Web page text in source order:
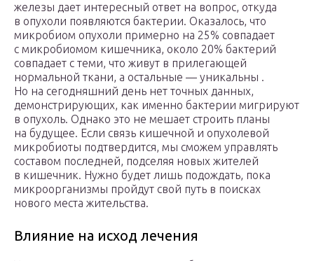
железы дает интересный ответ на вопрос, откуда
в опухоли появляются бактерии. Оказалось, что
микробиом опухоли примерно на 25% совпадает
с микробиомом кишечника, около 20% бактерий
совпадает с теми, что живут в прилегающей
нормальной ткани, а остальные — уникальны .
Но на сегодняшний день нет точных данных,
демонстрирующих, как именно бактерии мигрируют
в опухоль. Однако это не мешает строить планы
на будущее. Если связь кишечной и опухолевой
микробиоты подтвердится, мы сможем управлять
составом последней, подселяя новых жителей
в кишечник. Нужно будет лишь подождать, пока
микроорганизмы пройдут свой путь в поисках
нового места жительства.
Влияние на исход лечения